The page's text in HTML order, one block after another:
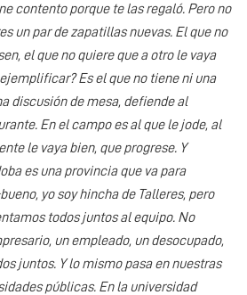
contento porque te las regaló. Pero no
un par de zapatillas nuevas. El que no
el que no quiere que a otro le vaya
Es el que no tiene ni una
discusión de mesa, defiende al
En el campo es al que le jode, al
le vaya bien, que progrese. Y
es una provincia que va para
yo soy hincha de Talleres, pero
todos juntos al equipo. No
un empleado, un desocupado,
juntos. Y lo mismo pasa en nuestras
públicas. En la universidad